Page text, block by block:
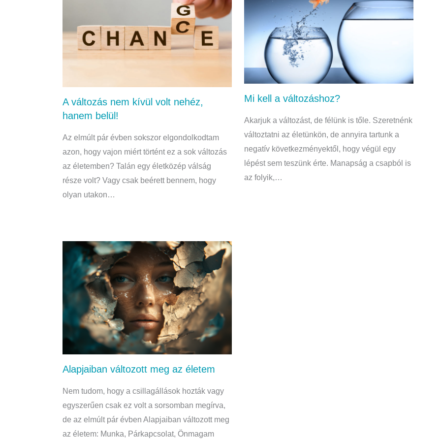
A változás nem kívül volt nehéz,
hanem belül!
Az elmúlt pár évben sokszor elgondolkodtam
azon, hogy vajon miért történt ez a sok változás
az életemben? Talán egy életközép válság
része volt? Vagy csak beérett bennem, hogy
olyan utakon…
Mi kell a változáshoz?
Akarjuk a változást, de félünk is tőle. Szeretnénk
változtatni az életünkön, de annyira tartunk a
negatív következményektől, hogy végül egy
lépést sem teszünk érte. Manapság a csapból is
az folyik,…
Alapjaiban változott meg az életem
Nem tudom, hogy a csillagállások hozták vagy
egyszerűen csak ez volt a sorsomban megírva,
de az elmúlt pár évben Alapjaiban változott meg
az életem: Munka, Párkapcsolat, Önmagam